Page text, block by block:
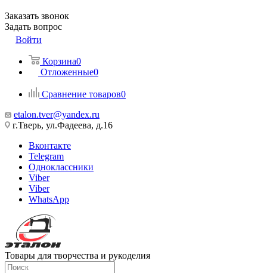
Заказать звонок
Задать вопрос
Войти
Корзина0
Отложенные0
Сравнение товаров0
etalon.tver@yandex.ru
г.Тверь, ул.Фадеева, д.16
Вконтакте
Telegram
Одноклассники
Viber
Viber
WhatsApp
Товары для творчества и рукоделия